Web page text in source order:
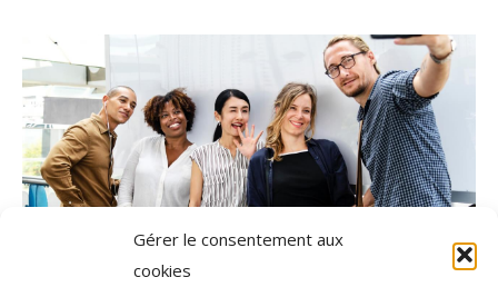
Gérer le consentement aux
cookies